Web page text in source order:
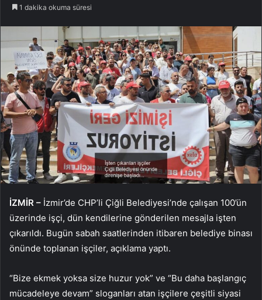
1 dakika okuma süresi
İZMİR – İzmir’de CHP’li Çiğli Belediyesi’nde çalışan 100’ün
üzerinde işçi, dün kendilerine gönderilen mesajla işten
çıkarıldı. Bugün sabah saatlerinden itibaren belediye binası
önünde toplanan işçiler, açıklama yaptı.
“Bize ekmek yoksa size huzur yok” ve “Bu daha başlangıç
mücadeleye devam” sloganları atan işçilere çeşitli siyasi